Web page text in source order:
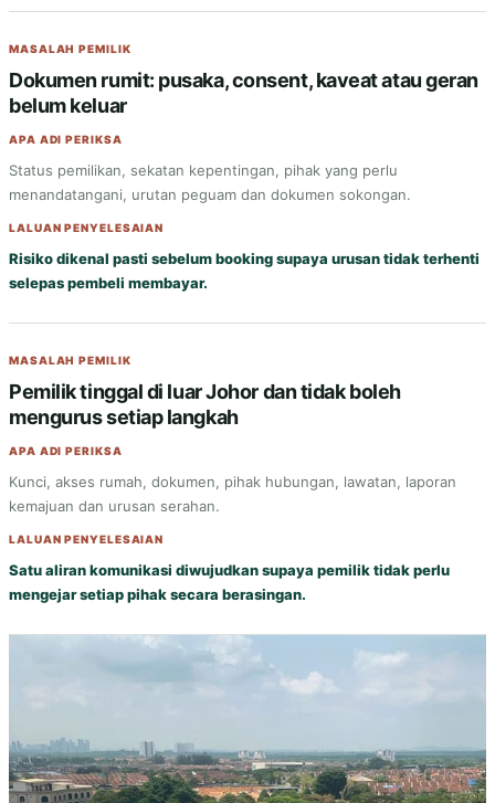
MASALAH PEMILIK
Dokumen rumit: pusaka, consent, kaveat atau geran
belum keluar
APA ADI PERIKSA
Status pemilikan, sekatan kepentingan, pihak yang perlu
menandatangani, urutan peguam dan dokumen sokongan.
LALUAN PENYELESAIAN
Risiko dikenal pasti sebelum booking supaya urusan tidak terhenti
selepas pembeli membayar.
MASALAH PEMILIK
Pemilik tinggal di luar Johor dan tidak boleh
mengurus setiap langkah
APA ADI PERIKSA
Kunci, akses rumah, dokumen, pihak hubungan, lawatan, laporan
kemajuan dan urusan serahan.
LALUAN PENYELESAIAN
Satu aliran komunikasi diwujudkan supaya pemilik tidak perlu
mengejar setiap pihak secara berasingan.